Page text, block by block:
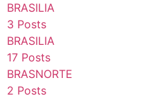
BRASILIA
3 Posts
BRASILIA
17 Posts
BRASNORTE
2 Posts